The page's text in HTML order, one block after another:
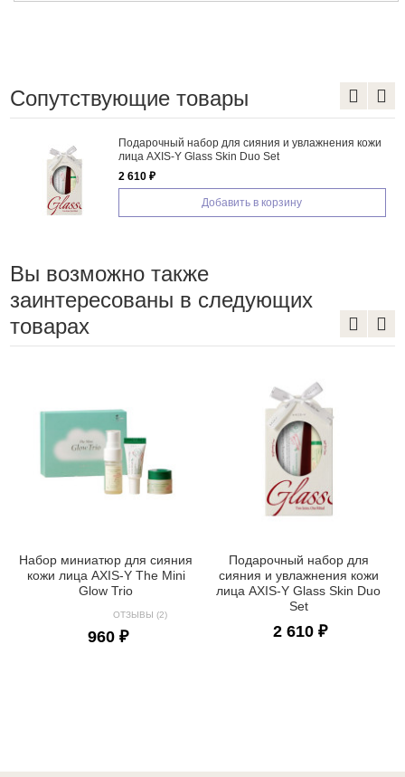
Сопутствующие товары
Подарочный набор для сияния и увлажнения кожи
лица AXIS-Y Glass Skin Duo Set
2 610 ₽
Добавить в корзину
Вы возможно также
заинтересованы в следующих
товарах
Набор миниатюр для сияния
кожи лица AXIS-Y The Mini
Glow Trio
ОТЗЫВЫ (2)
960 ₽
Подарочный набор для
сияния и увлажнения кожи
лица AXIS-Y Glass Skin Duo
Set
2 610 ₽